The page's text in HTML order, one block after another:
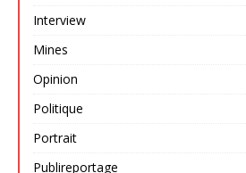
Interview
Mines
Opinion
Politique
Portrait
Publireportage